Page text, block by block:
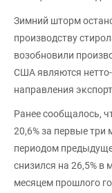
Зимний шторм
производству
возобновили
США являются
направления
Ранее сообщалось,
20,6% за первые три
периодом
снизился на 26,5% в
месяцем прошлого